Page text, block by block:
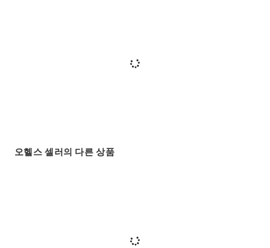
오헬스 셀러의 다른 상품